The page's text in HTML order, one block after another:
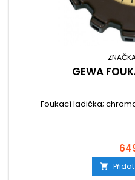
GEWA
Foukací ladička;
